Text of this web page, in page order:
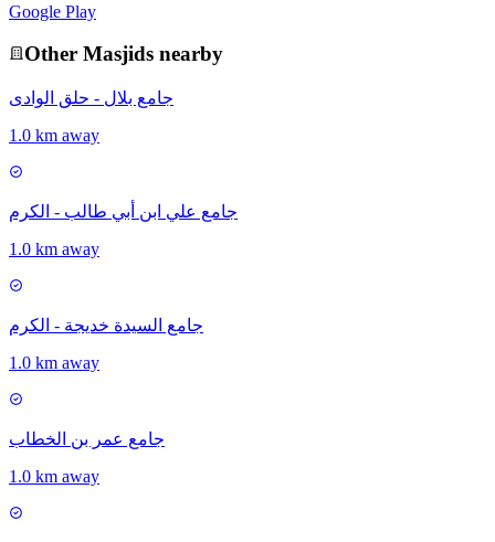
Google Play
Other Masjids nearby
جامع بلال - حلق الوادى
1.0 km away
جامع علي ابن أبي طالب - الكرم
1.0 km away
جامع السيدة خديجة - الكرم
1.0 km away
جامع عمر بن الخطاب
1.0 km away